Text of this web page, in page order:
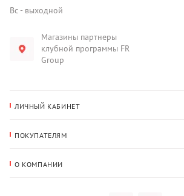
Вс - выходной
Магазины партнеры
клубной программы FR
Group
ЛИЧНЫЙ КАБИНЕТ
Адрес для доставки
ПОКУПАТЕЛЯМ
О КОМПАНИИ